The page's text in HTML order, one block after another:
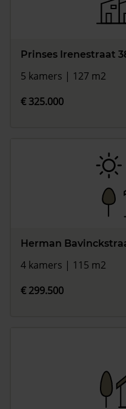
Prinses Irenestraat
5 kamers | 127 m2
€ 325.000
Herman
4 kamers | 115 m2
€ 299.500